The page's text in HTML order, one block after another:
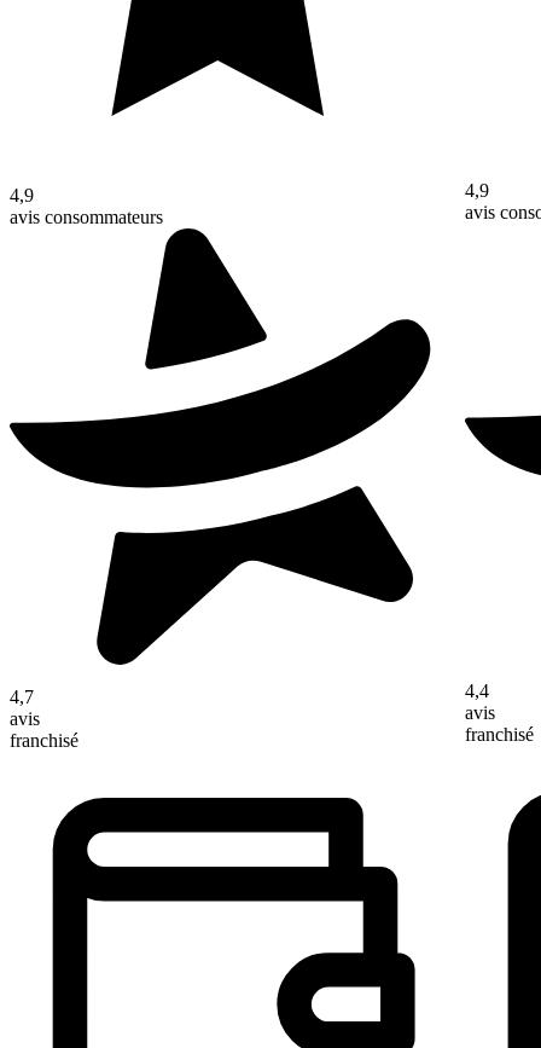
4,9
avis consommateurs
4,7
avis
franchisé
4,9
avis
4,4
avis
franchisé